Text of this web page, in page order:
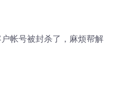
帐号被封杀了，麻烦帮解